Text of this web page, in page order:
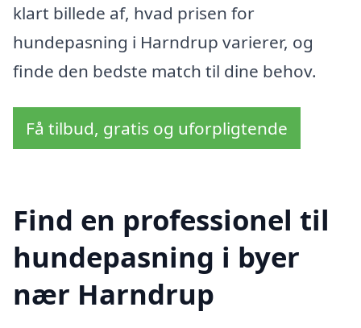
klart billede af, hvad prisen for
hundepasning i Harndrup varierer, og
finde den bedste match til dine behov.
Få tilbud, gratis og uforpligtende
Find en professionel til
hundepasning i byer
nær Harndrup